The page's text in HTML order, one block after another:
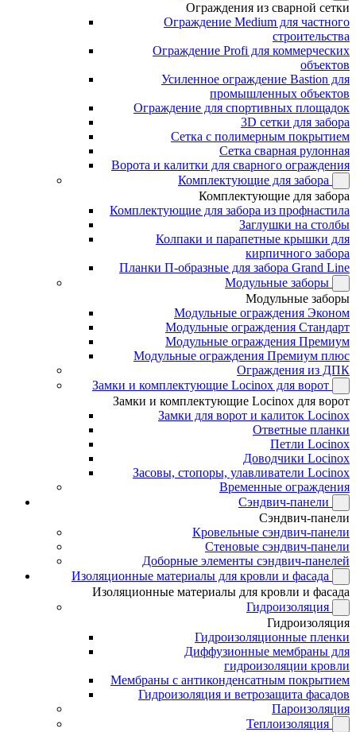
Ограждения из сварной сетки
Ограждение Medium для частного
строительства
Ограждение Profi для коммерческих
объектов
Усиленное ограждение Bastion для
промышленных объектов
Ограждение для спортивных площадок
3D сетки для забора
Сетка с полимерным покрытием
Сетка сварная рулонная
Ворота и калитки для сварного ограждения
Комплектующие для забора
Комплектующие для забора
Комплектующие для забора из профнастила
Заглушки на столбы
Колпаки и парапетные крышки для
кирпичного забора
Планки П-образные для забора Grand Line
Модульные заборы
Модульные заборы
Модульные ограждения Эконом
Модульные ограждения Стандарт
Модульные ограждения Премиум
Модульные ограждения Премиум плюс
Ограждения из ДПК
Замки и комплектующие Locinox для ворот
Замки и комплектующие Locinox для ворот
Замки для ворот и калиток Locinox
Ответные планки
Петли Locinox
Доводчики Locinox
Засовы, стопоры, улавливатели Locinox
Временные ограждения
Сэндвич-панели
Сэндвич-панели
Кровельные сэндвич-панели
Стеновые сэндвич-панели
Доборные элементы сэндвич-панелей
Изоляционные материалы для кровли и фасада
Изоляционные материалы для кровли и фасада
Гидроизоляция
Гидроизоляция
Гидроизоляционные пленки
Диффузионные мембраны для
гидроизоляции кровли
Мембраны с антиконденсатным покрытием
Гидроизоляция и ветрозащита фасадов
Пароизоляция
Теплоизоляция